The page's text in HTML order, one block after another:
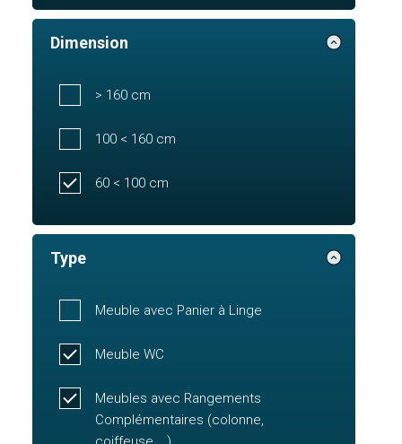
Dimension
> 160 cm
100 < 160 cm
60 < 100 cm
Type
Meuble avec Panier à Linge
Meuble WC
Meubles avec Rangements
Complémentaires (colonne,